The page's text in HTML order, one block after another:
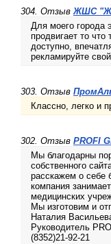
304. ОтзывЖШС
Для моего города
продвигает то
доступно,
рекламируйте
303. Отзыв
Классно, легко и
302. Отзыв PROFI
Мы благодарны
собственного
расскажем о себе
компания
медицинских
Мы изготовим и
Наталия
Руководитель
(8352)21-92-21